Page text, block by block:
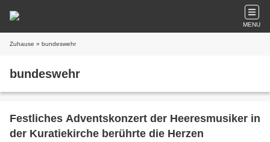
MENU
Zuhause » bundeswehr
bundeswehr
Festliches Adventskonzert der Heeresmusiker in
der Kuratiekirche berührte die Herzen